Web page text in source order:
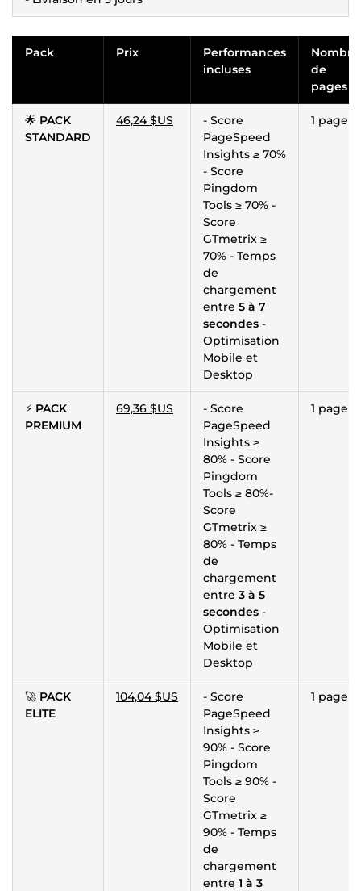
Pack Prix
Performances
incluses
Nombre
de
pages
🌟 PACK
STANDARD
46,24 $US
- Score
PageSpeed
Insights ≥ 70%
- Score
Pingdom
Tools ≥ 70% -
Score
GTmetrix ≥
70% - Temps
de
chargement
entre 5 à 7
secondes -
Optimisation
Mobile et
Desktop
1 page
⚡ PACK
PREMIUM
69,36 $US
- Score
PageSpeed
Insights ≥
80% - Score
Pingdom
Tools ≥ 80%-
Score
GTmetrix ≥
80% - Temps
de
chargement
entre 3 à 5
secondes -
Optimisation
Mobile et
Desktop
1 page
🚀 PACK
ELITE
104,04 $US
- Score
PageSpeed
Insights ≥
90% - Score
Pingdom
Tools ≥ 90% -
Score
GTmetrix ≥
90% - Temps
de
chargement
entre 1 à 3
1 page